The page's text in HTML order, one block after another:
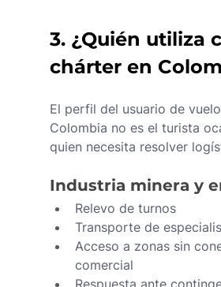
3. ¿Quién utiliza
chárter en
El perfil del usuario de
Colombia no es el turista
quien necesita resolver
Industria minera y
Relevo de turnos
Transporte de
Acceso a zonas sin
comercial
Respuesta ante